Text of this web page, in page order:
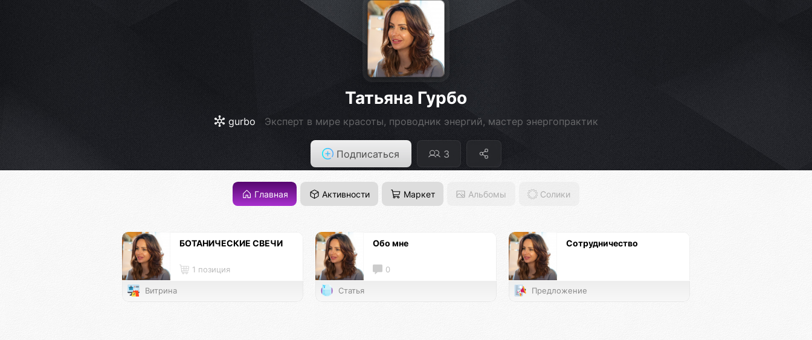
Татьяна Гурбо
gurbo Эксперт в мире красоты, проводник энергий, мастер энергопрактик
Подписаться 3
Главная Активности Маркет Альбомы Солики
БОТАНИЧЕСКИЕ СВЕЧИ
1 позиция
Витрина
Обо мне
0
Статья
Сотрудничество
Предложение